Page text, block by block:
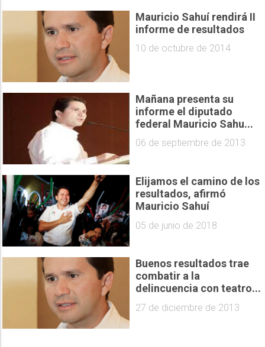
Mauricio Sahuí rendirá II
informe de resultados
10 de octubre de 2014
Mañana presenta su
informe el diputado
federal Mauricio Sahu...
06 de septiembre de 2013
Elijamos el camino de los
resultados, afirmó
Mauricio Sahuí
05 de junio de 2018
Buenos resultados trae
combatir a la
delincuencia con teatro...
27 de diciembre de 2013